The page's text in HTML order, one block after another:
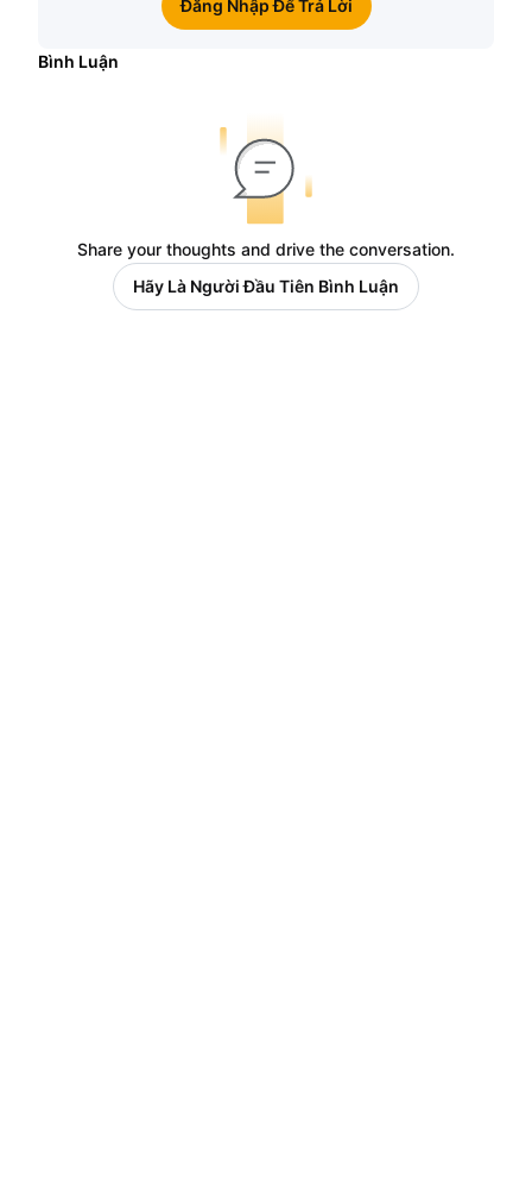
Đăng Nhập Để Trả Lời
Bình Luận
Share your thoughts and drive the conversation.
Hãy Là Người Đầu Tiên Bình Luận